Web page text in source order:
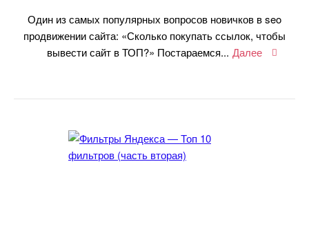
Один из самых популярных вопросов новичков в seo
продвижении сайта: «Сколько покупать ссылок, чтобы
ывести сайт в ТОП?» Постараемся... Далее